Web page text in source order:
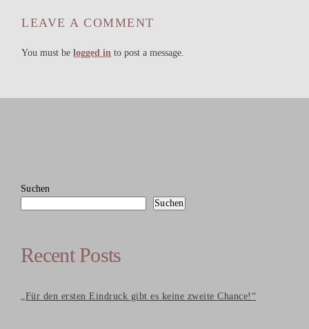
LEAVE A COMMENT
You must belogged in to post a message.
Suchen
Suchen
Recent Posts
„Für den ersten Eindruck gibt es keine zweite Chance!“